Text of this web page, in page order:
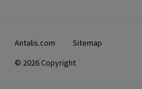
Antalis.com
Sitemap
© 2026 Copyright